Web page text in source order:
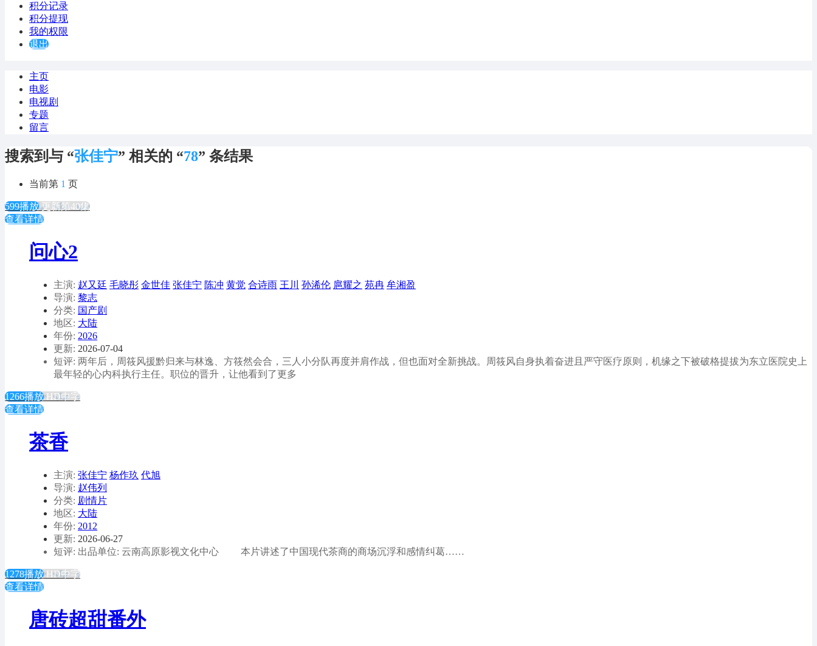
积分记录
积分提现
我的权限
退出
主页
电影
电视剧
专题
留言
搜索到与 “张佳宁” 相关的 “78” 条结果
当前第 1 页
599播放 更新第40集
查看详情
问心2
主演: 赵又廷 毛晓彤 金世佳 张佳宁 陈冲 黄觉 合诗雨 王川 孙浠伦 扈耀之 苑冉 牟湘盈
导演: 黎志
分类: 国产剧
地区: 大陆
年份: 2026
更新: 2026-07-04
短评: 两年后，周筱风援黔归来与林逸、方筱然会合，三人小分队再度并肩作战，但也面对全新挑战。周筱风自身执着奋进且严守医疗原则，机缘之下被破格提拔为东立医院史上
最年轻的心内科执行主任。职位的晋升，让他看到了更多
1266播放 HD中字
查看详情
茶香
主演: 张佳宁 杨作玖 代旭
导演: 赵伟列
分类: 剧情片
地区: 大陆
年份: 2012
更新: 2026-06-27
短评: 出品单位: 云南高原影视文化中心 本片讲述了中国现代茶商的商场沉浮和感情纠葛……
1278播放 HD中字
查看详情
唐砖超甜番外